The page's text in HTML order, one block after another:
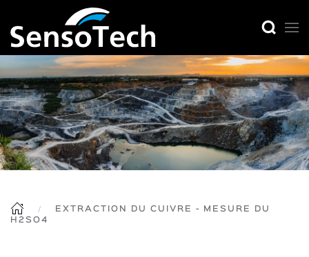
EXTRACTION DU CUIVRE - MESURE DU
H2SO4